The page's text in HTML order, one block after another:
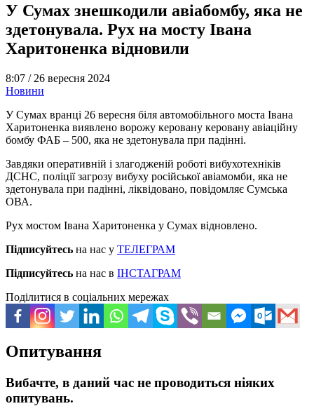
У Сумах знешкодили авіабомбу, яка не
здетонувала. Рух на мосту Івана
Харитоненка відновили
8:07 / 26 вересня 2024
Новини
У Сумах вранці 26 вересня біля автомобільного моста Івана
Харитоненка виявлено ворожу керовану керовану авіаційну
бомбу ФАБ – 500, яка не здетонувала при падінні.
Завдяки оперативній і злагодженій роботі вибухотехніків
ДСНС, поліції загрозу вибуху російської авіамомби, яка не
здетонувала при падінні, ліквідовано, повідомляє Сумська
ОВА.
Рух мостом Івана Харитоненка у Сумах відновлено.
Підписуйтесь на нас у ТЕЛЕГРАМ
Підписуйтесь на нас в ІНСТАГРАМ
Поділитися в соціальних мережах
Опитування
Вибачте, в даний час не проводиться ніяких
опитувань.